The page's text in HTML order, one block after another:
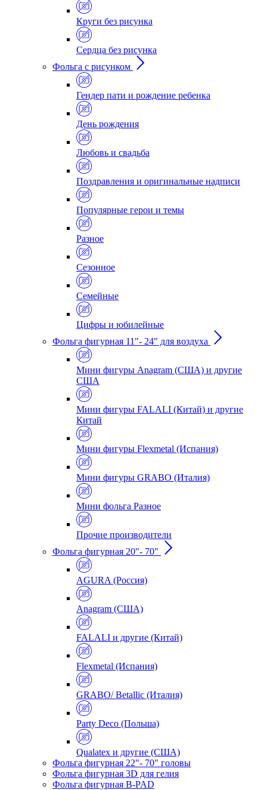
Круги без рисунка
Сердца без рисунка
Фольга с рисунком
Гендер пати и рождение ребенка
День рождения
Любовь и свадьба
Поздравления и оригинальные надписи
Популярные герои и темы
Разное
Сезонное
Семейные
Цифры и юбилейные
Фольга фигурная 11"- 24" для воздуха
Мини фигуры Anagram (США) и другие
США
Мини фигуры FALALI (Китай) и другие
Китай
Мини фигуры Flexmetal (Испания)
Мини фигуры GRABO (Италия)
Мини фольга Разное
Прочие производители
Фольга фигурная 20"- 70"
AGURA (Россия)
Anagram (США)
FALALI и другие (Китай)
Flexmetal (Испания)
GRABO/ Betallic (Италия)
Party Deco (Польша)
Qualatex и другие (США)
Фольга фигурная 22"- 70" головы
Фольга фигурная 3D для гелия
Фольга фигурная B-PAD